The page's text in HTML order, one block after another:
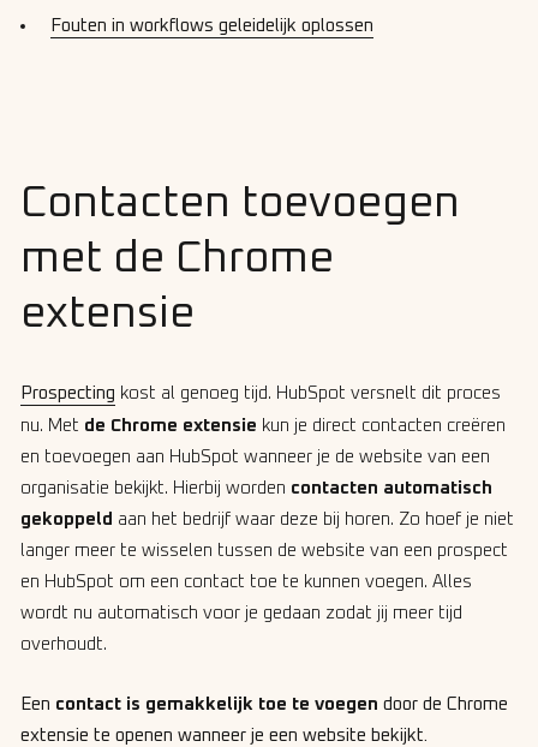
Fouten in workflows geleidelijk oplossen
Contacten toevoegen
met de Chrome
extensie
Prospecting kost al genoeg tijd. HubSpot versnelt dit proces
nu. Met de Chrome extensie kun je direct contacten creëren
en toevoegen aan HubSpot wanneer je de website van een
organisatie bekijkt. Hierbij worden contacten automatisch
gekoppeld aan het bedrijf waar deze bij horen. Zo hoef je niet
langer meer te wisselen tussen de website van een prospect
en HubSpot om een contact toe te kunnen voegen. Alles
wordt nu automatisch voor je gedaan zodat jij meer tijd
overhoudt.
Een contact is gemakkelijk toe te voegen door de Chrome
extensie te openen wanneer je een website bekijkt.